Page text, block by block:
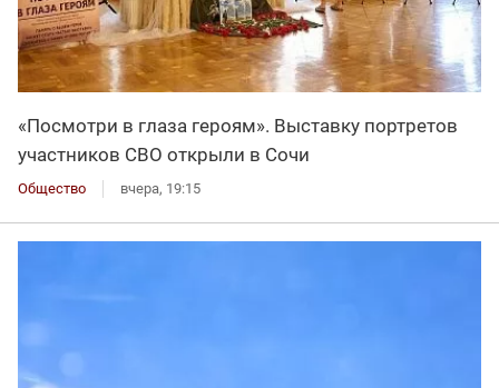
«Посмотри в глаза героям». Выставку портретов
участников СВО открыли в Сочи
Общество вчера, 19:15